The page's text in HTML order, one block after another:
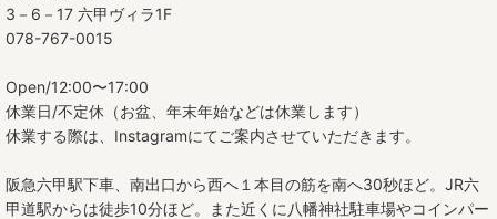
尺皿
角皿
茶碗
3－6－17 六甲ヴィラ1F
078-767-0015
Open/12:00〜17:00
休業日/不定休（お盆、年末年始などは休業します）
休業する際は、Instagramにてご案内させていただきます。
阪急六甲駅下車、南出口から西へ１本目の筋を南へ30秒ほど。JR六
甲道駅からは徒歩10分ほど。また近くに八幡神社駐車場やコインパー